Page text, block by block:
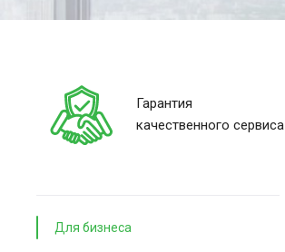
Гарантия
качественного сервиса
Для бизнеса